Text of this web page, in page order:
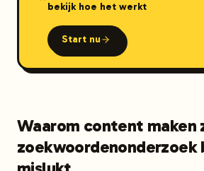
bekijk hoe het werkt
Start nu
Waarom content maken
zoekwoordenonderzoek